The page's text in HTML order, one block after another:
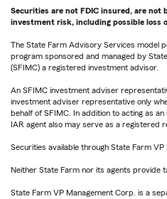
Securities are not FDIC insured, are not
investment risk, including possible loss
The State Farm Advisory Services model
program sponsored and managed by
(SFIMC) a registered investment advisor.
An SFIMC investment adviser
investment adviser representative only
behalf of SFIMC. In addition to acting as
IAR agent also may serve as a registered
Securities available through State Farm VP
Neither State Farm nor its agents provide
State Farm VP Management Corp. is a